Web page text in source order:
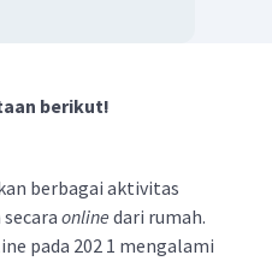
berikut!
berbagai aktivitas
online dari rumah.
pada 202 1 mengalami